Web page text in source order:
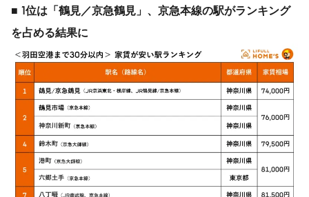
■ 1位は「鶴見／京急鶴見」、京急本線の駅がランキング
を占める結果に